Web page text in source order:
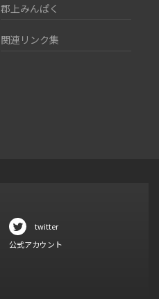
郡上みんぱく
関連リンク集
twitter
公式アカウント